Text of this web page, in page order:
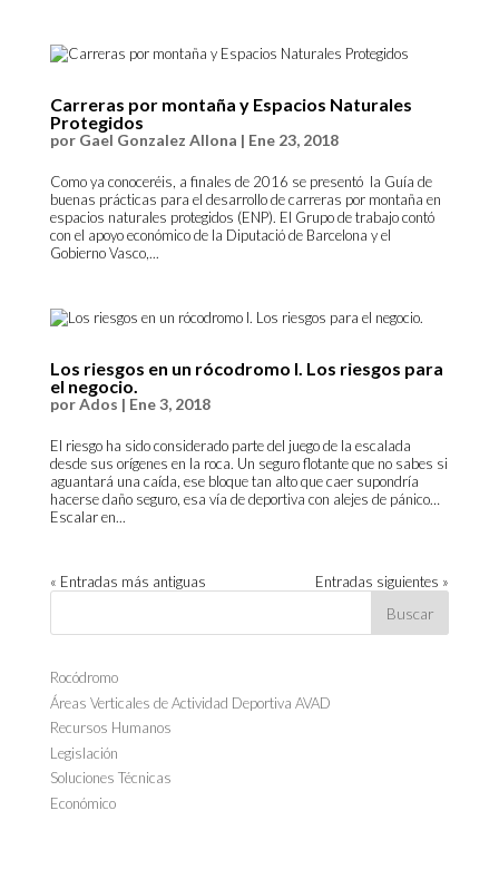
Carreras por montaña y Espacios Naturales
Protegidos
por Gael Gonzalez Allona | Ene 23, 2018
Como ya conoceréis, a finales de 2016 se presentó la Guía de
buenas prácticas para el desarrollo de carreras por montaña en
espacios naturales protegidos (ENP). El Grupo de trabajo contó
con el apoyo económico de la Diputació de Barcelona y el
Gobierno Vasco,...
Los riesgos en un rócodromo I. Los riesgos para
el negocio.
porAdos | Ene 3, 2018
El riesgo ha sido considerado parte del juego de la escalada
desde sus orígenes en la roca. Un seguro flotante que no sabes si
aguantará una caída, ese bloque tan alto que caer supondría
hacerse daño seguro, esa vía de deportiva con alejes de pánico…
Escalar en...
« Entradas más antiguas Entradas siguientes »
Rocódromo
Áreas Verticales de Actividad Deportiva AVAD
Recursos Humanos
Legislación
Soluciones Técnicas
Económico